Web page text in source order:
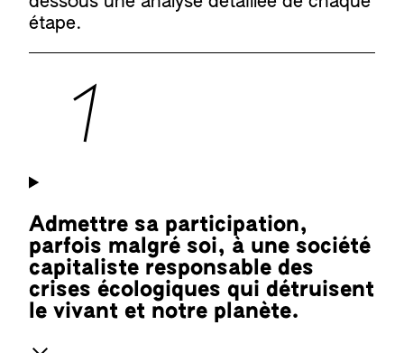
étape.
Admettre sa participation,
parfois malgré soi, à une société
capitaliste responsable des
crises écologiques qui détruisent
le vivant et notre planète.